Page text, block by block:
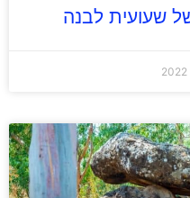
שעועית לבנה